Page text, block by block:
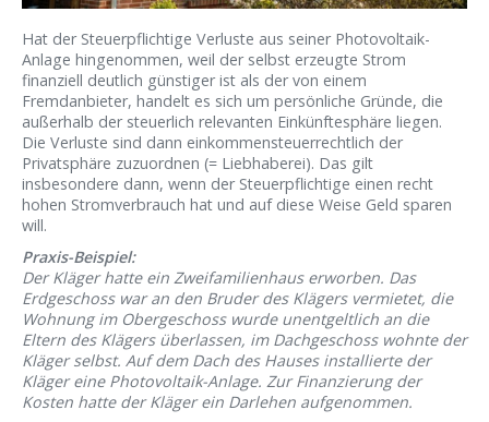
Hat der Steuerpflichtige Verluste aus seiner Photovoltaik-
Anlage hingenommen, weil der selbst erzeugte Strom
finanziell deutlich günstiger ist als der von einem
Fremdanbieter, handelt es sich um persönliche Gründe, die
außerhalb der steuerlich relevanten Einkünftesphäre liegen.
Die Verluste sind dann einkommensteuerrechtlich der
Privatsphäre zuzuordnen (= Liebhaberei). Das gilt
insbesondere dann, wenn der Steuerpflichtige einen recht
hohen Stromverbrauch hat und auf diese Weise Geld sparen
will.
Praxis-Beispiel:
Der Kläger hatte ein Zweifamilienhaus erworben. Das
Erdgeschoss war an den Bruder des Klägers vermietet, die
Wohnung im Obergeschoss wurde unentgeltlich an die
Eltern des Klägers überlassen, im Dachgeschoss wohnte der
Kläger selbst. Auf dem Dach des Hauses installierte der
Kläger eine Photovoltaik-Anlage. Zur Finanzierung der
Kosten hatte der Kläger ein Darlehen aufgenommen.